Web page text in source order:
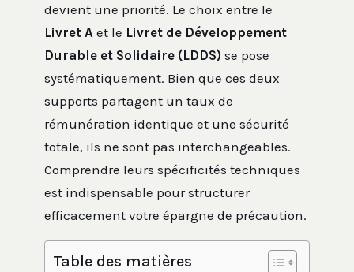
devient une priorité. Le choix entre le
Livret A et le Livret de Développement
Durable et Solidaire (LDDS) se pose
systématiquement. Bien que ces deux
supports partagent un taux de
rémunération identique et une sécurité
totale, ils ne sont pas interchangeables.
Comprendre leurs spécificités techniques
est indispensable pour structurer
efficacement votre épargne de précaution.
Table des matières